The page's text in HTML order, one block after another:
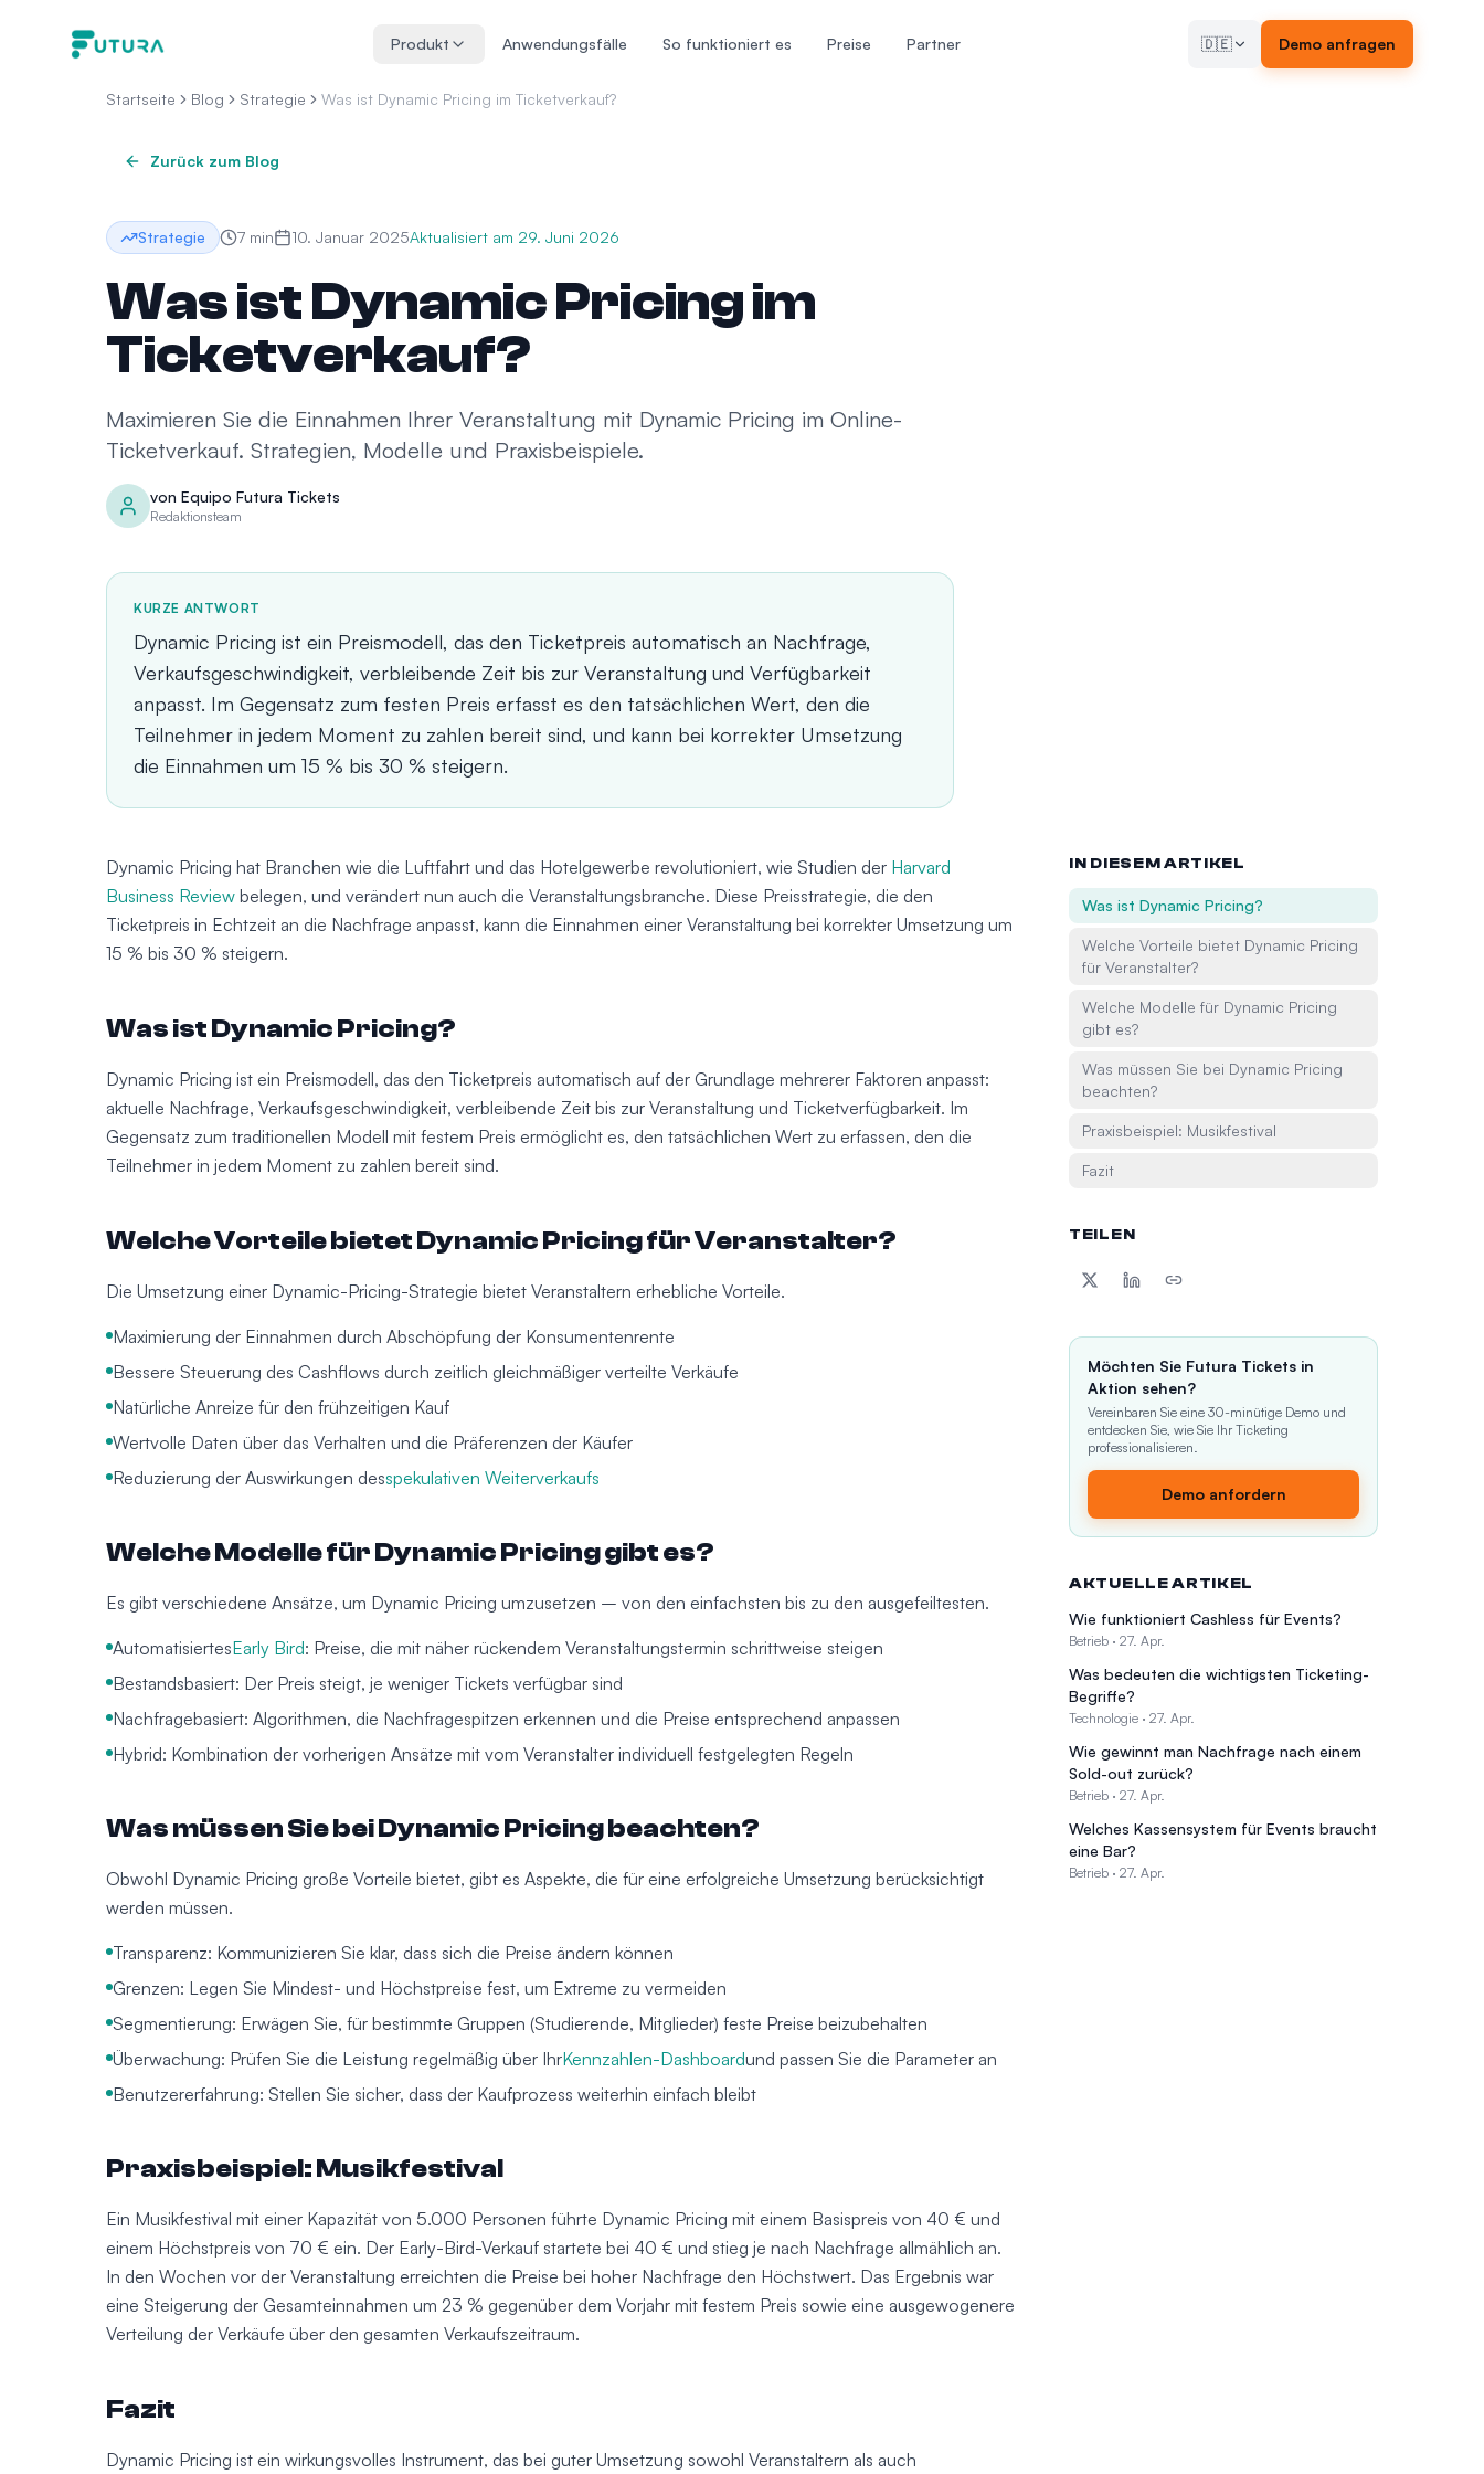
Produkt Anwendungsfälle So funktioniert es Preise Partner 🇩🇪 Demo anfragen
Startseite Blog Strategie Was ist Dynamic Pricing im Ticketverkauf?
Zurück zum Blog
Strategie 7 min 10. Januar 2025Aktualisiert am 29. Juni 2026
Was ist Dynamic Pricing im
Ticketverkauf?
Maximieren Sie die Einnahmen Ihrer Veranstaltung mit Dynamic Pricing im Online-
Ticketverkauf. Strategien, Modelle und Praxisbeispiele.
von Equipo Futura Tickets
Redaktionsteam
KURZE ANTWORT
Dynamic Pricing ist ein Preismodell, das den Ticketpreis automatisch an Nachfrage,
Verkaufsgeschwindigkeit, verbleibende Zeit bis zur Veranstaltung und Verfügbarkeit
anpasst. Im Gegensatz zum festen Preis erfasst es den tatsächlichen Wert, den die
Teilnehmer in jedem Moment zu zahlen bereit sind, und kann bei korrekter Umsetzung
die Einnahmen um 15 % bis 30 % steigern.
Dynamic Pricing hat Branchen wie die Luftfahrt und das Hotelgewerbe revolutioniert, wie Studien der Harvard
Business Review belegen, und verändert nun auch die Veranstaltungsbranche. Diese Preisstrategie, die den
Ticketpreis in Echtzeit an die Nachfrage anpasst, kann die Einnahmen einer Veranstaltung bei korrekter Umsetzung um
15 % bis 30 % steigern.
Was ist Dynamic Pricing?
Dynamic Pricing ist ein Preismodell, das den Ticketpreis automatisch auf der Grundlage mehrerer Faktoren anpasst:
aktuelle Nachfrage, Verkaufsgeschwindigkeit, verbleibende Zeit bis zur Veranstaltung und Ticketverfügbarkeit. Im
Gegensatz zum traditionellen Modell mit festem Preis ermöglicht es, den tatsächlichen Wert zu erfassen, den die
Teilnehmer in jedem Moment zu zahlen bereit sind.
Welche Vorteile bietet Dynamic Pricing für Veranstalter?
Die Umsetzung einer Dynamic-Pricing-Strategie bietet Veranstaltern erhebliche Vorteile.
Maximierung der Einnahmen durch Abschöpfung der Konsumentenrente
Bessere Steuerung des Cashflows durch zeitlich gleichmäßiger verteilte Verkäufe
Natürliche Anreize für den frühzeitigen Kauf
Wertvolle Daten über das Verhalten und die Präferenzen der Käufer
Reduzierung der Auswirkungen desspekulativen Weiterverkaufs
Welche Modelle für Dynamic Pricing gibt es?
Es gibt verschiedene Ansätze, um Dynamic Pricing umzusetzen – von den einfachsten bis zu den ausgefeiltesten.
AutomatisiertesEarly Bird: Preise, die mit näher rückendem Veranstaltungstermin schrittweise steigen
Bestandsbasiert: Der Preis steigt, je weniger Tickets verfügbar sind
Nachfragebasiert: Algorithmen, die Nachfragespitzen erkennen und die Preise entsprechend anpassen
Hybrid: Kombination der vorherigen Ansätze mit vom Veranstalter individuell festgelegten Regeln
Was müssen Sie bei Dynamic Pricing beachten?
Obwohl Dynamic Pricing große Vorteile bietet, gibt es Aspekte, die für eine erfolgreiche Umsetzung berücksichtigt
werden müssen.
Transparenz: Kommunizieren Sie klar, dass sich die Preise ändern können
Grenzen: Legen Sie Mindest- und Höchstpreise fest, um Extreme zu vermeiden
Segmentierung: Erwägen Sie, für bestimmte Gruppen (Studierende, Mitglieder) feste Preise beizubehalten
Überwachung: Prüfen Sie die Leistung regelmäßig über IhrKennzahlen-Dashboardund passen Sie die Parameter an
Benutzererfahrung: Stellen Sie sicher, dass der Kaufprozess weiterhin einfach bleibt
Praxisbeispiel: Musikfestival
Ein Musikfestival mit einer Kapazität von 5.000 Personen führte Dynamic Pricing mit einem Basispreis von 40 € und
einem Höchstpreis von 70 € ein. Der Early-Bird-Verkauf startete bei 40 € und stieg je nach Nachfrage allmählich an.
In den Wochen vor der Veranstaltung erreichten die Preise bei hoher Nachfrage den Höchstwert. Das Ergebnis war
eine Steigerung der Gesamteinnahmen um 23 % gegenüber dem Vorjahr mit festem Preis sowie eine ausgewogenere
Verteilung der Verkäufe über den gesamten Verkaufszeitraum.
Fazit
Dynamic Pricing ist ein wirkungsvolles Instrument, das bei guter Umsetzung sowohl Veranstaltern als auch
IN DIESEM ARTIKEL
Was ist Dynamic Pricing?
Welche Vorteile bietet Dynamic Pricing
für Veranstalter?
Welche Modelle für Dynamic Pricing
gibt es?
Was müssen Sie bei Dynamic Pricing
beachten?
Praxisbeispiel: Musikfestival
Fazit
TEILEN
Möchten Sie Futura Tickets in
Aktion sehen?
Vereinbaren Sie eine 30-minütige Demo und
entdecken Sie, wie Sie Ihr Ticketing
professionalisieren.
Demo anfordern
AKTUELLE ARTIKEL
Wie funktioniert Cashless für Events?
Betrieb · 27. Apr.
Was bedeuten die wichtigsten Ticketing-
Begriffe?
Technologie · 27. Apr.
Wie gewinnt man Nachfrage nach einem
Sold-out zurück?
Betrieb · 27. Apr.
Welches Kassensystem für Events braucht
eine Bar?
Betrieb · 27. Apr.